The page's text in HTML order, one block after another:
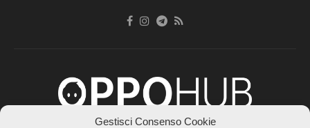
Gestisci Consenso Cookie